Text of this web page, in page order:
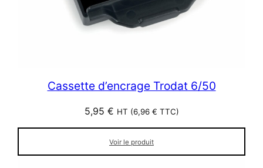
Cassette d’encrage Trodat 6/50
5,95 € HT (6,96 € TTC)
Voir le produit